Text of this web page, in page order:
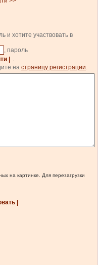
и хотите участвовать в
, пароль
|
.
на страницу регистрации.
на картинке. Для перезагрузки
|